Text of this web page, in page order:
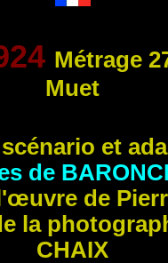
Métrage
Muet
et
de
de
la
CHAIX